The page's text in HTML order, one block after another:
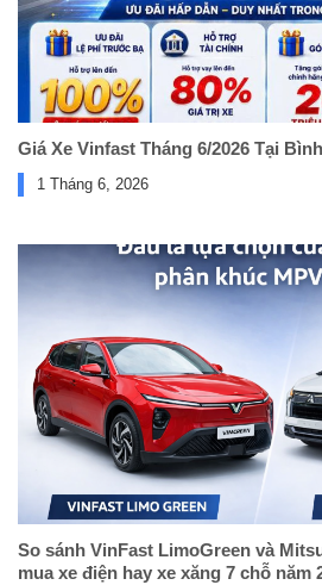
Giá Xe Vinfast Tháng 6/2026 Tại
1 Tháng 6, 2026
So sánh VinFast LimoGreen và
mua xe điện hay xe xăng 7 chỗ năm